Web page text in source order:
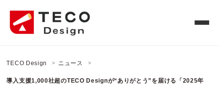
TECO Design ニュース
導入支援1,000社超のTECO Designが“ありがとう”を届ける「2025年